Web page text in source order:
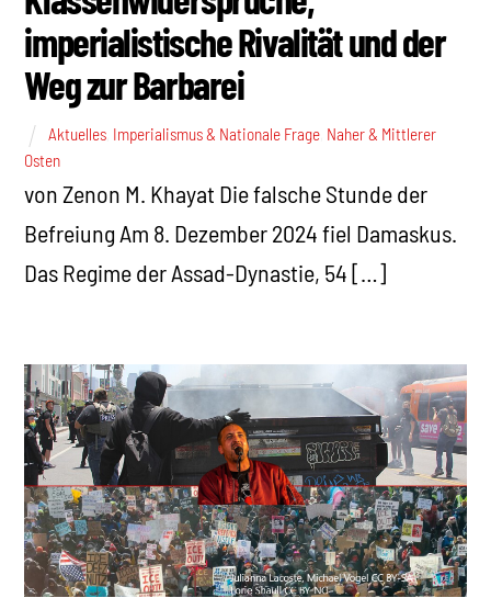
imperialistische Rivalität und der
Weg zur Barbarei
Aktuelles Imperialismus & Nationale Frage Naher & Mittlerer
Osten
von Zenon M. Khayat Die falsche Stunde der
Befreiung Am 8. Dezember 2024 fiel Damaskus.
Das Regime der Assad-Dynastie, 54 […]